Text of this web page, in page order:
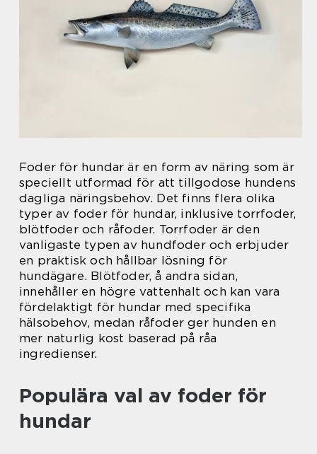
Foder för hundar är en form av näring som är
speciellt utformad för att tillgodose hundens
dagliga näringsbehov. Det finns flera olika
typer av foder för hundar, inklusive torrfoder,
blötfoder och råfoder. Torrfoder är den
vanligaste typen av hundfoder och erbjuder
en praktisk och hållbar lösning för
hundägare. Blötfoder, å andra sidan,
innehåller en högre vattenhalt och kan vara
fördelaktigt för hundar med specifika
hälsobehov, medan råfoder ger hunden en
mer naturlig kost baserad på råa
ingredienser.
Populära val av foder för
hundar